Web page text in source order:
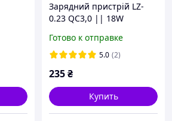
Зарядний пристрій LZ-
0.23 QC3,0 || 18W
Готово к отправке
5.0 (2)
235₴
Купить